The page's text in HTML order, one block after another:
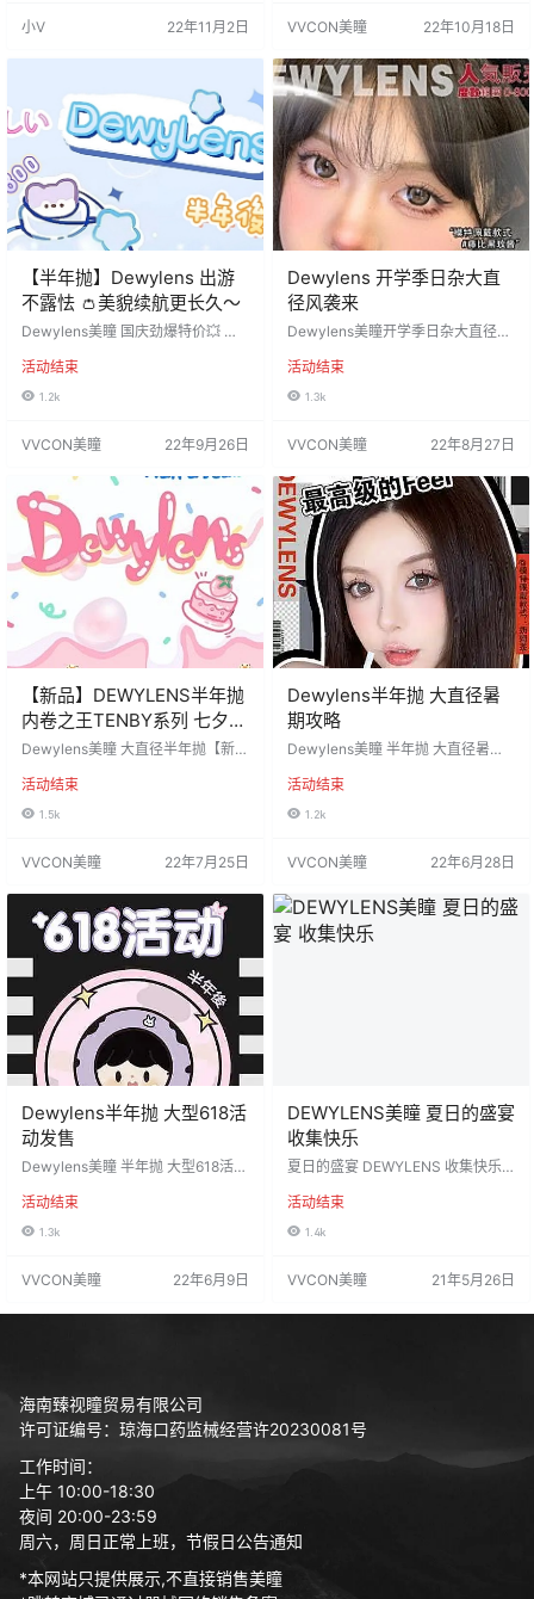
冰奶特｜反转流苏 奶油冰淇淋🍦藕
小V 22年11月2日
半年抛 默认快递：申通 关于邮费：
材质：韩国icodi 含硅水凝胶 度数范
围：…
VVCON美瞳 22年10月18日
【半年抛】Dewylens 出游
不露怯 👛美貌续航更长久～
Dewylens美瞳 国庆劲爆特价💥 出
产品抢手风暴式🌪优惠 全色板198
买一送一【色板任选】 购物在这里
佩戴 默认快递：申通 关于邮费：新
质：韩国icodi 含硅水凝胶 度数范
围：0-800度，无525/…
活动结束
1.2k
VVCON美瞳 22年9月26日
Dewylens 开学季日杂大直
径风袭来
Dewylens美瞳开学季日杂大直径风
显色 妥妥de深瞳救星 开学活动：15
8一副 258两副 活动时间：2022年8
邮费：新疆、西藏+10 全国顺丰+15
数范围：0-800度，无525/575 产
品注册证号：国械注进20…
活动结束
1.3k
VVCON美瞳 22年8月27日
【新品】DEWYLENS半年抛
内卷之王TENBY系列 七夕上
线
Dewylens美瞳 大直径半年抛【新
上线 酒心黑松露浓郁暗黑挂 #藤比
黑玫酱 荆棘玫瑰🥀丛中傲娇黑天鹅
活动时间：2022年7月25日-结束前
默认快递：申通 关于邮费：新疆、
西藏+10 全国顺丰+15 工厂材质：
韩…
活动结束
1.5k
VVCON美瞳 22年7月25日
Dewylens半年抛 大直径暑
期攻略
Dewylens美瞳 半年抛 大直径暑期
色 *奶姆茶* 暖甜榛果色 *甜酪乳*
通勤自然无敌的cute系列 水感晶黑/
会通知 发货地区：江苏省苏州市佩
疆、西藏+10 全国顺丰+15 工厂材
质：韩国icodi 含硅水凝胶 度数范
围：0-800度，无52…
活动结束
1.2k
VVCON美瞳 22年6月28日
Dewylens半年抛 大型618活
动发售
Dewylens美瞳 半年抛 大型618活动
打包带走 🥡喜欢大直径宝贝必买 统
一活动价：138/副、198/2副、288/
市佩戴 默认快递：申通 关于邮费：
材质：韩国icodi 含硅水凝胶 度数范
活动结束
1.3k
VVCON美瞳 22年6月9日
DEWYLENS美瞳 夏日的盛宴
收集快乐
夏日的盛宴 DEWYLENS 收集快乐
词：清透 融瞳 舒适 活动价： 168买
一送一 【色板任选】 活动时间：截
活动结束
1.4k
VVCON美瞳 21年5月26日
海南臻视瞳贸易有限公司
许可证编号：琼海口药监械经营许20230081号
工作时间：
上午 10:00-18:30
夜间 20:00-23:59
周六，周日正常上班，节假日公告通知
*本网站只提供展示,不直接销售美瞳